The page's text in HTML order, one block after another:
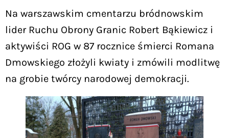
Na warszawskim cmentarzu bródnowskim
lider Ruchu Obrony Granic Robert Bąkiewicz i
aktywiści ROG w 87 rocznice śmierci Romana
Dmowskiego złożyli kwiaty i zmówili modlitwę
na grobie twórcy narodowej demokracji.